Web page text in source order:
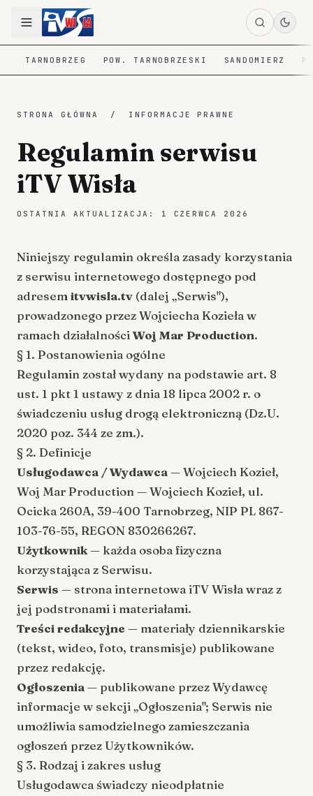
TARNOBRZEG POW. TARNOBRZESKI SANDOMIERZ
STRONA GŁÓWNA / INFORMACJE PRAWNE
Regulamin serwisu
iTV Wisła
OSTATNIA AKTUALIZACJA: 1 CZERWCA 2026
Niniejszy regulamin określa zasady korzystania
z serwisu internetowego dostępnego pod
adresem itvwisla.tv (dalej „Serwis"),
prowadzonego przez Wojciecha Kozieła w
ramach działalnościWoj Mar Production.
§ 1. Postanowienia ogólne
Regulamin został wydany na podstawie art. 8
ust. 1 pkt 1 ustawy z dnia 18 lipca 2002 r. o
świadczeniu usług drogą elektroniczną (Dz.U.
2020 poz. 344 ze zm.).
§ 2. Definicje
Usługodawca / Wydawca— Wojciech Kozieł,
Woj Mar Production — Wojciech Kozieł, ul.
Ocicka 260A, 39-400 Tarnobrzeg, NIP PL 867-
103-76-55, REGON 830266267.
Użytkownik— każda osoba fizyczna
korzystająca z Serwisu.
Serwis — strona internetowa iTV Wisła wraz z
jej podstronami i materiałami.
Treści redakcyjne — materiały dziennikarskie
(tekst, wideo, foto, transmisje) publikowane
przez redakcję.
Ogłoszenia— publikowane przez Wydawcę
informacje w sekcji „Ogłoszenia"; Serwis nie
umożliwia samodzielnego zamieszczania
ogłoszeń przez Użytkowników.
§ 3. Rodzaj i zakres usług
Usługodawca świadczy nieodpłatnie